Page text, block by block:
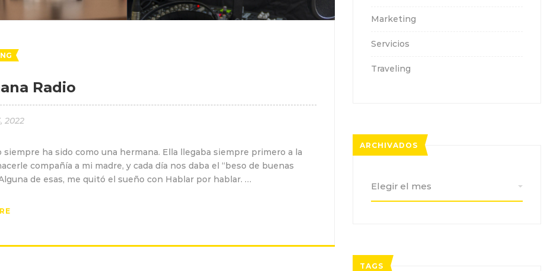
Radio
2022
siempre ha sido como una hermana. Ella llegaba siempre primero a la
compañía a mi madre, y cada día nos daba el “beso de buenas
de esas, me quitó el sueño con Hablar por hablar. …
Marketing
Servicios
Traveling
ARCHIVADOS
TAGS